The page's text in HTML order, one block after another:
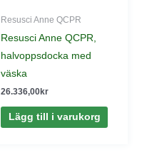
Resusci Anne QCPR
Resusci Anne QCPR,
halvoppsdocka med
väska
26.336,00kr
Lägg till i varukorg